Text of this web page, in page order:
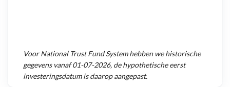
VoorNational Trust Fund Systemhebben we historische
gegevens vanaf01-07-2026, de hypothetische eerst
investeringsdatum is daarop aangepast.